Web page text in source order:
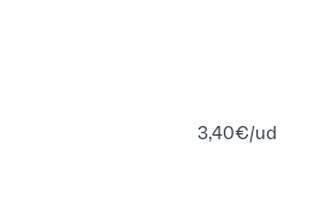
3,40€/ud